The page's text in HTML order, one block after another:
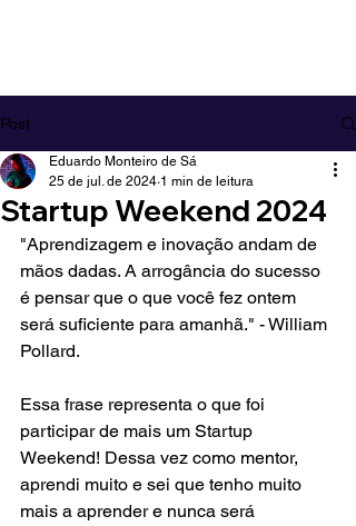
Post
Startup Weekend 2024
Eduardo Monteiro de Sá
25 de jul. de 2024 1 min de leitura
"Aprendizagem e inovação andam de
mãos dadas. A arrogância do sucesso
é pensar que o que você fez ontem
será suficiente para amanhã." - William
Pollard.
Essa frase representa o que foi
participar de mais um Startup
Weekend! Dessa vez como mentor,
aprendi muito e sei que tenho muito
mais a aprender e nunca será